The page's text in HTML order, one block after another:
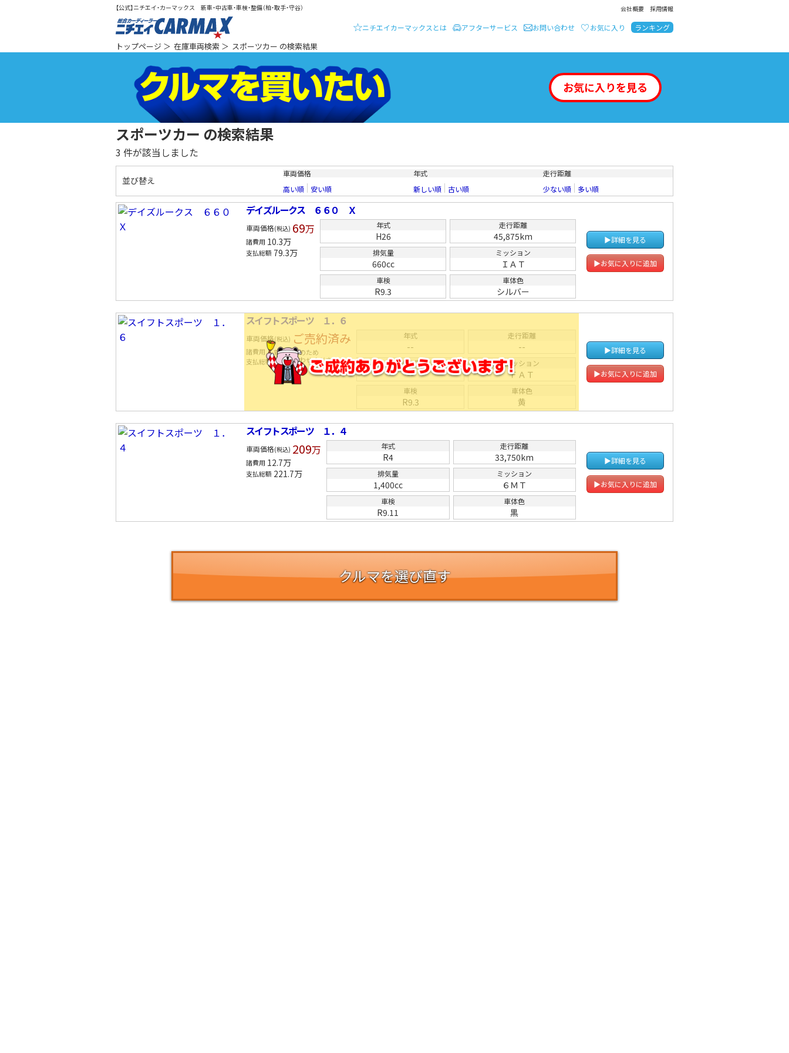
【公式】ニチエイ・カーマックス 新車・中古車・車検・整備（柏・取手・守谷） 会社概要 採用情報
総合カーディーラー ニチエイ・カーマックス
ニチエイカーマックスとは アフターサービス お問い合わせ お気に入り ランキング
トップページ ＞ 在庫車両検索 ＞ スポーツカー の検索結果
お気に入りを見る
スポーツカー の検索結果
3 件が該当しました
並び替え
車両価格
高い順
安い順
年式
新しい順
古い順
走行距離
少ない順
多い順
デイズルークス ６６０ Ｘ
車両価格(税込) 69万
諸費用 10.3万
支払総額 79.3万
年式
H26
走行距離
45,875km
排気量
660cc
ミッション
ＩＡＴ
車検
R9.3
車体色
シルバー
▶詳細を見る
▶お気に入りに追加
スイフトスポーツ １．６
車両価格(税込) ご売約済み
諸費用
支払総額
新着在庫のため
お問い合わせください
年式
--
走行距離
--
排気量
--
ミッション
ＦＡＴ
車検
R9.3
車体色
黄
▶詳細を見る
▶お気に入りに追加
スイフトスポーツ １．４
車両価格(税込) 209万
諸費用 12.7万
支払総額 221.7万
年式
R4
走行距離
33,750km
排気量
1,400cc
ミッション
６ＭＴ
車検
R9.11
車体色
黒
▶詳細を見る
▶お気に入りに追加
クルマを選び直す